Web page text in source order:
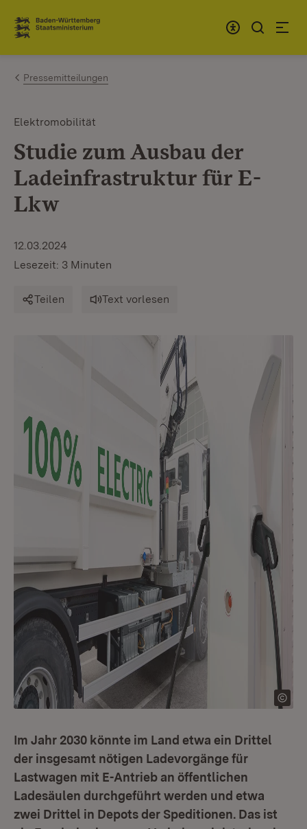
Zum Inhalt springen
Link zur Startseite
Pressemitteilungen
Elektromobilität
Studie zum Ausbau der
Ladeinfrastruktur für E-
Lkw
12.03.2024
Lesezeit: 3 Minuten
Teilen Text vorlesen
Im Jahr 2030 könnte im Land etwa ein Drittel
der insgesamt nötigen Ladevorgänge für
Lastwagen mit E-Antrieb an öffentlichen
Ladesäulen durchgeführt werden und etwa
zwei Drittel in Depots der Speditionen. Das ist